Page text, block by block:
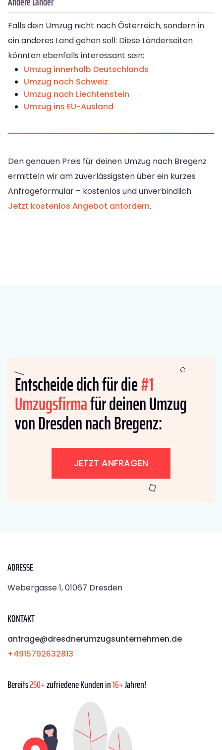
Falls dein Umzug nicht nach Österreich, sondern in
ein anderes Land gehen soll: Diese Länderseiten
könnten ebenfalls interessant sein:
Umzug innerhalb Deutschlands
Umzug nach Schweiz
Umzug nach Liechtenstein
Umzug ins EU-Ausland
Den genauen Preis für deinen Umzug nach Bregenz
ermitteln wir am zuverlässigsten über ein kurzes
Anfrageformular – kostenlos und unverbindlich.
Jetzt kostenlos Angebot anfordern.
Entscheide dich für die#1
Umzugsfirmafür deinen Umzug
von Dresden nach Bregenz:
JETZT ANFRAGEN
ADRESSE
Webergasse 1, 01067 Dresden
KONTAKT
anfrage@dresdnerumzugsunternehmen.de
+4915792632813
Bereits250+zufriedene Kunden in16+Jahren!